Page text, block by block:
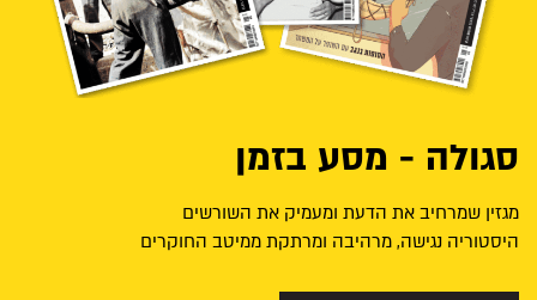
סגולה - מסע בזמן
מגזין שמרחיב את הדעת ומעמיק את השורשים
היסטוריה נגישה, מרהיבה ומרתקת ממיטב החוקרים